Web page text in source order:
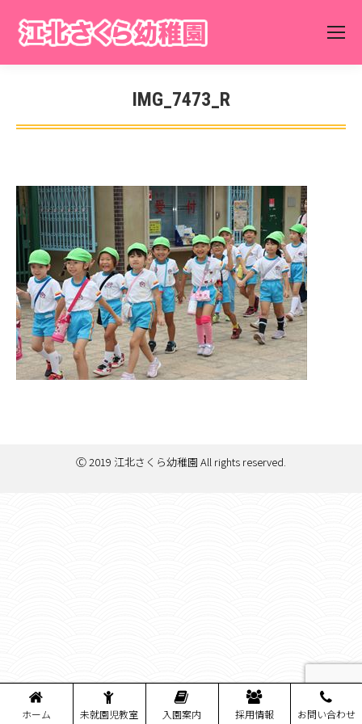
IMG_7473_R
You are here:
Ⓒ 2019 江北さくら幼稚園 All rights reserved.
ホーム 未就園児教室 入園案内 採用情報 お問い合わせ